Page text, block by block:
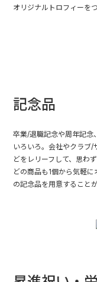
オリジナルトロフィーを
記念品
卒業/退職記念や周年記念
いろいろ。会社やクラブ
どをレリーフして、思わ
どの商品も1個から気軽
の記念品を用意すること